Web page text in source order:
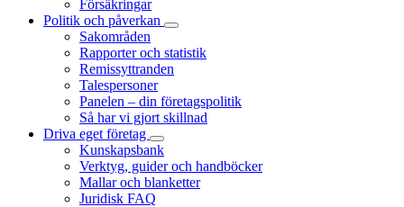
Försäkringar
Politik och påverkan
Sakområden
Rapporter och statistik
Remissyttranden
Talespersoner
Panelen – din företagspolitik
Så har vi gjort skillnad
Driva eget företag
Kunskapsbank
Verktyg, guider och handböcker
Mallar och blanketter
Juridisk FAQ